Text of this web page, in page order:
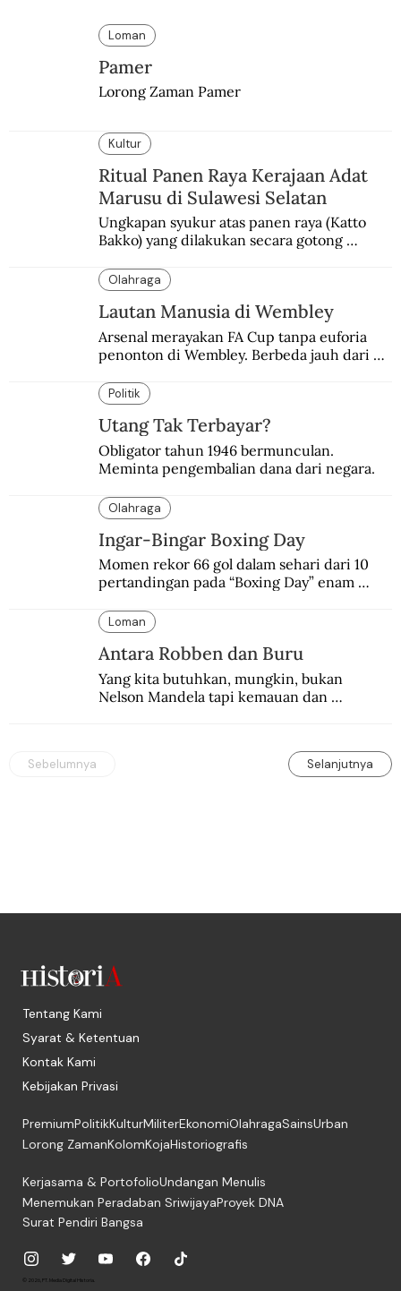
Loman
Pamer
Lorong Zaman Pamer
Kultur
Ritual Panen Raya Kerajaan Adat
Marusu di Sulawesi Selatan
Ungkapan syukur atas panen raya (Katto
Bakko) yang dilakukan secara gotong
Olahraga
Lautan Manusia di Wembley
Arsenal merayakan FA Cup tanpa euforia
penonton di Wembley. Berbeda jauh dari
silam.
Politik
Utang Tak Terbayar?
Obligator tahun 1946 bermunculan.
Meminta pengembalian dana dari negara.
Olahraga
Ingar-Bingar Boxing Day
Momen rekor 66 gol dalam sehari dari 10
pertandingan pada “Boxing Day” enam
Manchester United 6-1.
Loman
Antara Robben dan Buru
Yang kita butuhkan, mungkin, bukan
Nelson Mandela tapi kemauan dan
Sebelumnya Selanjutnya
Tentang Kami
Syarat & Ketentuan
Kontak Kami
Kebijakan Privasi
PremiumPolitikKulturMiliterEkonomiOlahragaSainsUrban
Lorong ZamanKolomKojaHistoriografis
Kerjasama & PortofolioUndangan Menulis
Menemukan Peradaban SriwijayaProyek DNA
Surat Pendiri Bangsa
© 2026, PT. Media Digital Historia.